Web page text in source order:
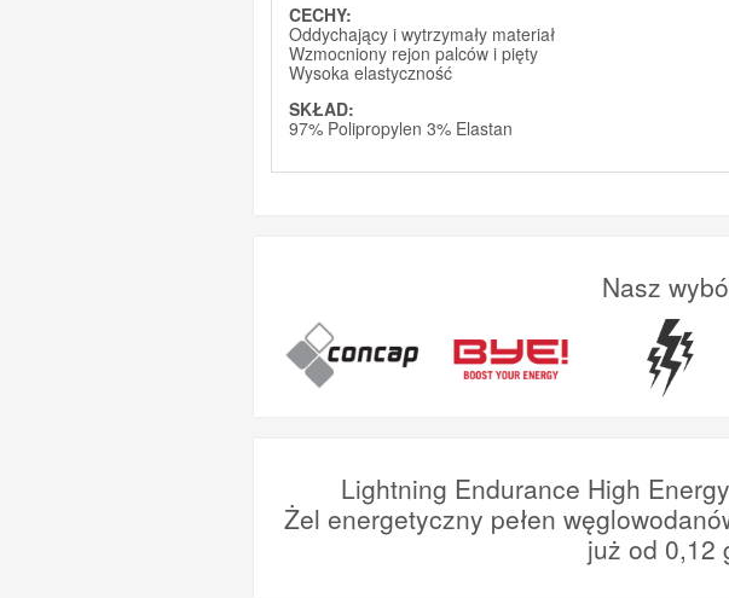
CECHY:
Oddychający i wytrzymały materiał
Wzmocniony rejon palców i pięty
Wysoka elastyczność
SKŁAD:
97% Polipropylen 3% Elastan
Nasz
Lightning Endurance High
Żel energetyczny pełen
już od 0,12